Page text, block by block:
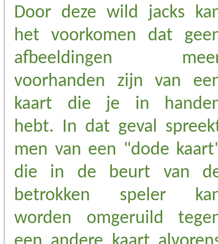
Door deze wild jacks
het voorkomen dat
afbeeldingen
voorhanden zijn van
kaart die je in
hebt. In dat geval
men van een "dode
die in de beurt van
betrokken speler
worden omgeruild